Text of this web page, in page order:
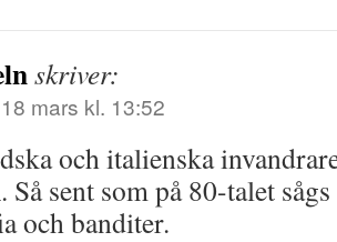
skriver:
mars kl. 13:52
och italienska
Så sent som på 80-talet
och banditer.